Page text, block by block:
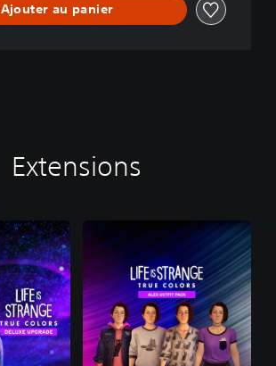
Ajouter au panier
Extensions